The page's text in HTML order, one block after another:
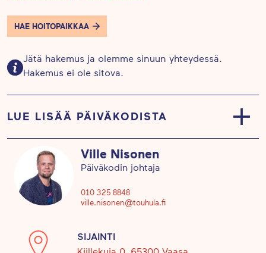
HAE HOITOPAIKKAA
Jätä hakemus ja olemme sinuun yhteydessä.
Hakemus ei ole sitova.
LUE LISÄÄ PÄIVÄKODISTA
Muruset, joustavan ikärakenteen ryhmä Soraset ja
yli 3-vuotiaat Kiviset. Päiväkotimme on
lämminhenkinen ja yhteisöllinen. Toimintaa
toteutetaan yli ryhmärajojen.
Retkeilemme lasten kanssa viikoittain lähimetsässä
Ville Nisonen
Päiväkodin johtaja
010 325 8848
ville.nisonen@touhula.fi
SIJAINTI
Kiillekuja 0, 65300 Vaasa